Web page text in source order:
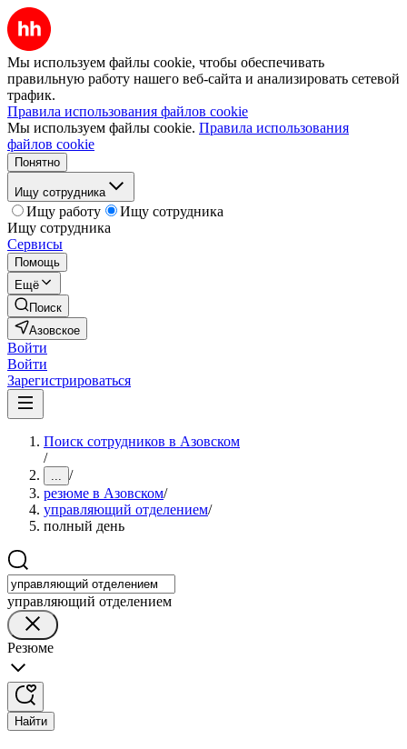
Мы используем файлы cookie, чтобы обеспечивать
правильную работу нашего веб-сайта и анализировать сетевой
трафик.
Правила использования файлов cookie
Мы используем файлы cookie. Правила использования
файлов cookie
Понятно
Ищу сотрудника
Ищу работу
Ищу сотрудника
Ищу сотрудника
Сервисы
Помощь
Ещё
Поиск
Азовское
Войти
Войти
Зарегистрироваться
Поиск сотрудников в Азовском
/
... /
резюме в Азовском/
управляющий отделением/
полный день
управляющий отделением
Резюме
Найти